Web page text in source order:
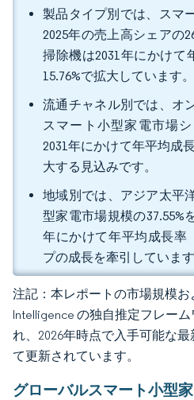
製品タイプ別では、スマ
2025年の売上高シェアの
掃除機は2031年にかけて
15.76%で拡大しています。
流通チャネル別では、オ
スマート小型家電市場シ
2031年にかけて年平均成
大する見込みです。
地域別では、アジア太平
型家電市場規模の37.55%
年にかけて年平均成長率
プの成長を牽引しています
注記：本レポートの市場規模
Intelligence の独自推定フレー
れ、2026年時点で入手可能な
て更新されています。
グローバルスマート小型